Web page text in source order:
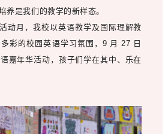
养是我们的教学的新样态。
动月，我校以英语教学及国际理解教
彩的校园英语学习氛围，9 月 27 日
嘉年华活动，孩子们学在其中、乐在